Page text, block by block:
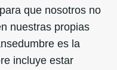
que nosotros no
nuestras propias
es la
incluye estar